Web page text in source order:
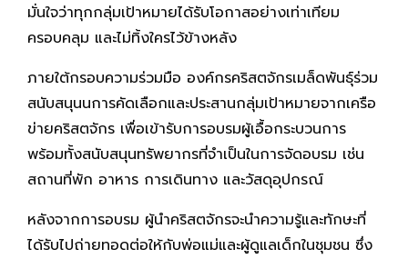
มั่นใจว่าทุกกลุ่มเป้าหมายได้รับโอกาสอย่างเท่าเทียม
ครอบคลุม และไม่ทิ้งใครไว้ข้างหลัง
ภายใต้กรอบความร่วมมือ องค์กรคริสตจักรเมล็ดพันธุ์ร่วม
สนับสนุนนการคัดเลือกและประสานกลุ่มเป้าหมายจากเครือ
ข่ายคริสตจักร เพื่อเข้ารับการอบรมผู้เอื้อกระบวนการ
พร้อมทั้งสนับสนุนทรัพยากรที่จำเป็นในการจัดอบรม เช่น
สถานที่พัก อาหาร การเดินทาง และวัสดุอุปกรณ์
หลังจากการอบรม ผู้นำคริสตจักรจะนำความรู้และทักษะที่
ได้รับไปถ่ายทอดต่อให้กับพ่อแม่และผู้ดูแลเด็กในชุมชน ซึ่ง